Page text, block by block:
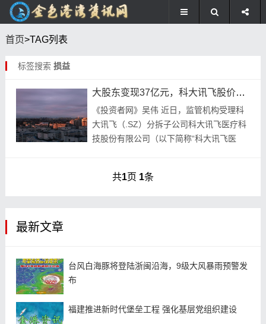
首页>TAG列表
标签搜索 损益
大股东变现37亿元，科大讯飞股价还能重回巅峰吗？
《投资者网》吴伟 近日，监管机构受理科
大讯飞（.SZ）分拆子公司科大讯飞医疗科
技股份有限公司（以下简称“科大讯飞医
在港股上...
共1页 1条
最新文章
台风白海豚将登陆浙闽沿海，9级大风暴雨预警发
布
福建推进新时代堡垒工程 强化基层党组织建设